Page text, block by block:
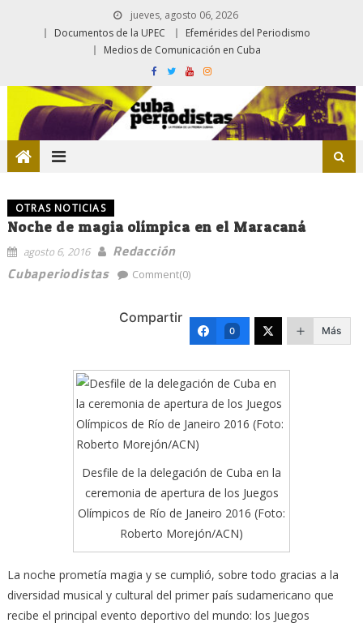
jueves, agosto 06, 2026
Documentos de la UPEC
Efemérides del Periodismo
Medios de Comunicación en Cuba
OTRAS NOTICIAS
Noche de magia olímpica en el Maracaná
agosto 6, 2016
Redacción
Cubaperiodistas
Comment(0)
Compartir
0 Más
Desfile de la delegación de Cuba en la
ceremonia de apertura de los Juegos
Olímpicos de Río de Janeiro 2016 (Foto:
Roberto Morejón/ACN)
La noche prometía magia y se cumplió, sobre todo gracias a la
diversidad musical y cultural del primer país sudamericano que
recibe el principal evento deportivo del mundo: los Juegos